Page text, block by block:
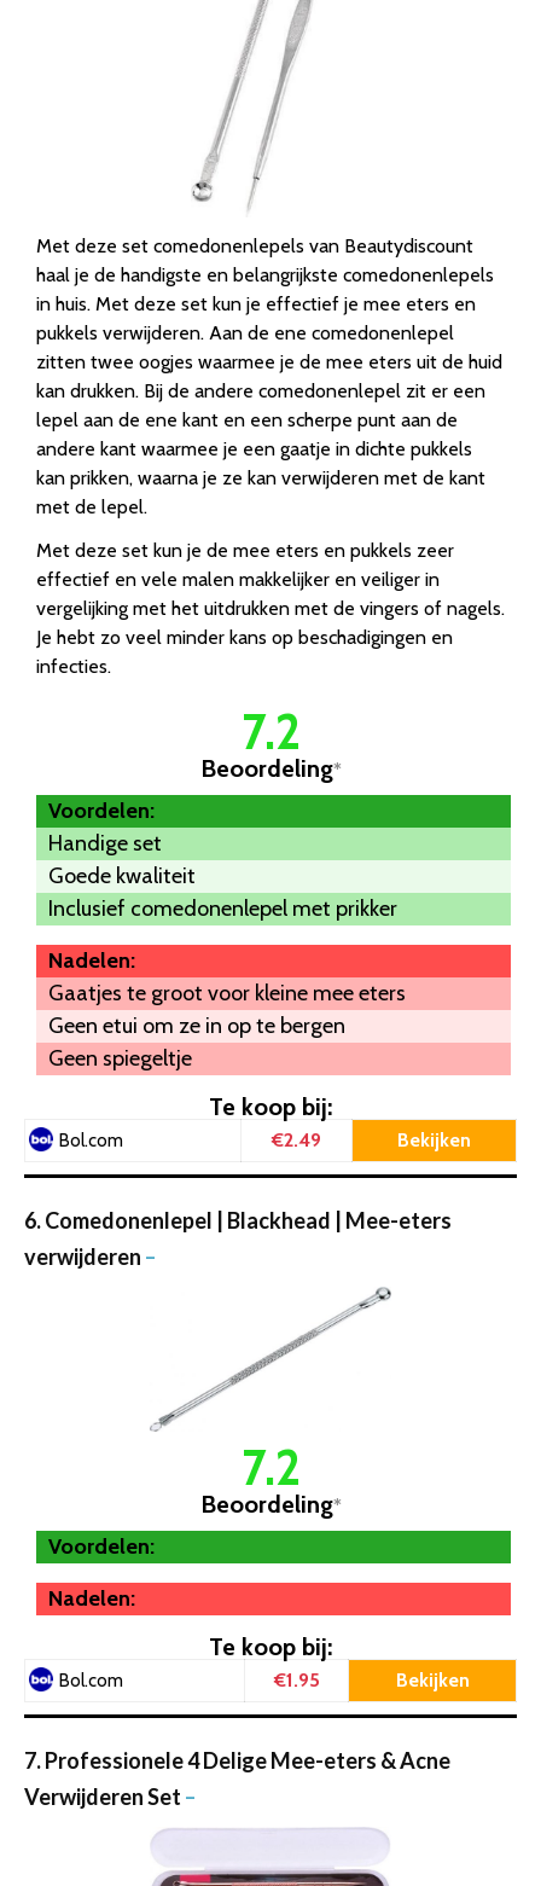
Met deze set comedonenlepels van Beautydiscount
haal je de handigste en belangrijkste comedonenlepels
in huis. Met deze set kun je effectief je mee eters en
pukkels verwijderen. Aan de ene comedonenlepel
zitten twee oogjes waarmee je de mee eters uit de huid
kan drukken. Bij de andere comedonenlepel zit er een
lepel aan de ene kant en een scherpe punt aan de
andere kant waarmee je een gaatje in dichte pukkels
kan prikken, waarna je ze kan verwijderen met de kant
met de lepel.
Met deze set kun je de mee eters en pukkels zeer
effectief en vele malen makkelijker en veiliger in
vergelijking met het uitdrukken met de vingers of nagels.
Je hebt zo veel minder kans op beschadigingen en
infecties.
7.2
Beoordeling*
Voordelen:
Handige set
Goede kwaliteit
Inclusief comedonenlepel met prikker
Nadelen:
Gaatjes te groot voor kleine mee eters
Geen etui om ze in op te bergen
Geen spiegeltje
Te koop bij:
Bol.com €2.49 Bekijken
6. Comedonenlepel | Blackhead | Mee-eters
verwijderen –
7.2
Beoordeling*
Voordelen:
Nadelen:
Te koop bij:
Bol.com €1.95 Bekijken
7. Professionele 4 Delige Mee-eters & Acne
Verwijderen Set –